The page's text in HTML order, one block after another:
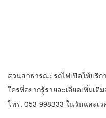
สวนสาธารณะรถไฟเปิดให้บริก
ใครที่อยากรู้รายละเอียดเพิ่มเ
โทร. 053-998333 ในวันและเ